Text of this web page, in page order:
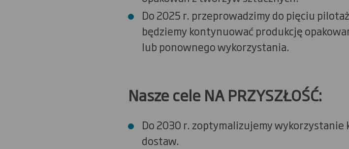
Do 2025 r. przeprowadzimy do pięciu
będziemy kontynuować produkcję
lub ponownego wykorzystania.
Nasze cele NA PRZYSZŁOŚĆ:
Do 2030 r. zoptymalizujemy wykorzystanie
dostaw.